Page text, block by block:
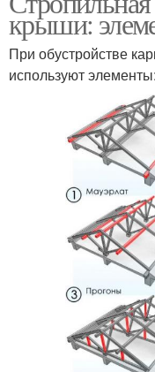
крыши:
При обустройстве
используют элементы: